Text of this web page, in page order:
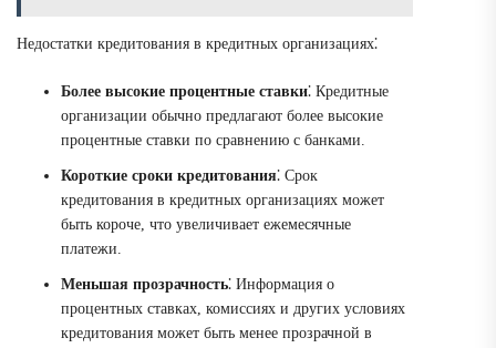
Недостатки кредитования в кредитных организациях⁚
Более высокие процентные ставки⁚ Кредитные
организации обычно предлагают более высокие
процентные ставки по сравнению с банками.
Короткие сроки кредитования⁚ Срок
кредитования в кредитных организациях может
быть короче, что увеличивает ежемесячные
платежи.
Меньшая прозрачность⁚ Информация о
процентных ставках, комиссиях и других условиях
кредитования может быть менее прозрачной в